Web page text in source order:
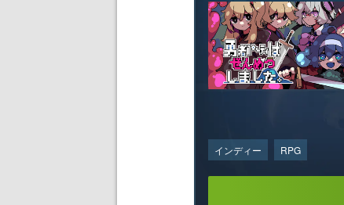
インディー RPG